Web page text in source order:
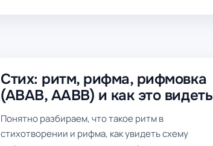
Стих: ритм, рифма, рифмовка
(ABAB, AABB) и как это видеть
Понятно разбираем, что такое ритм в
стихотворении и рифма, как увидеть схему